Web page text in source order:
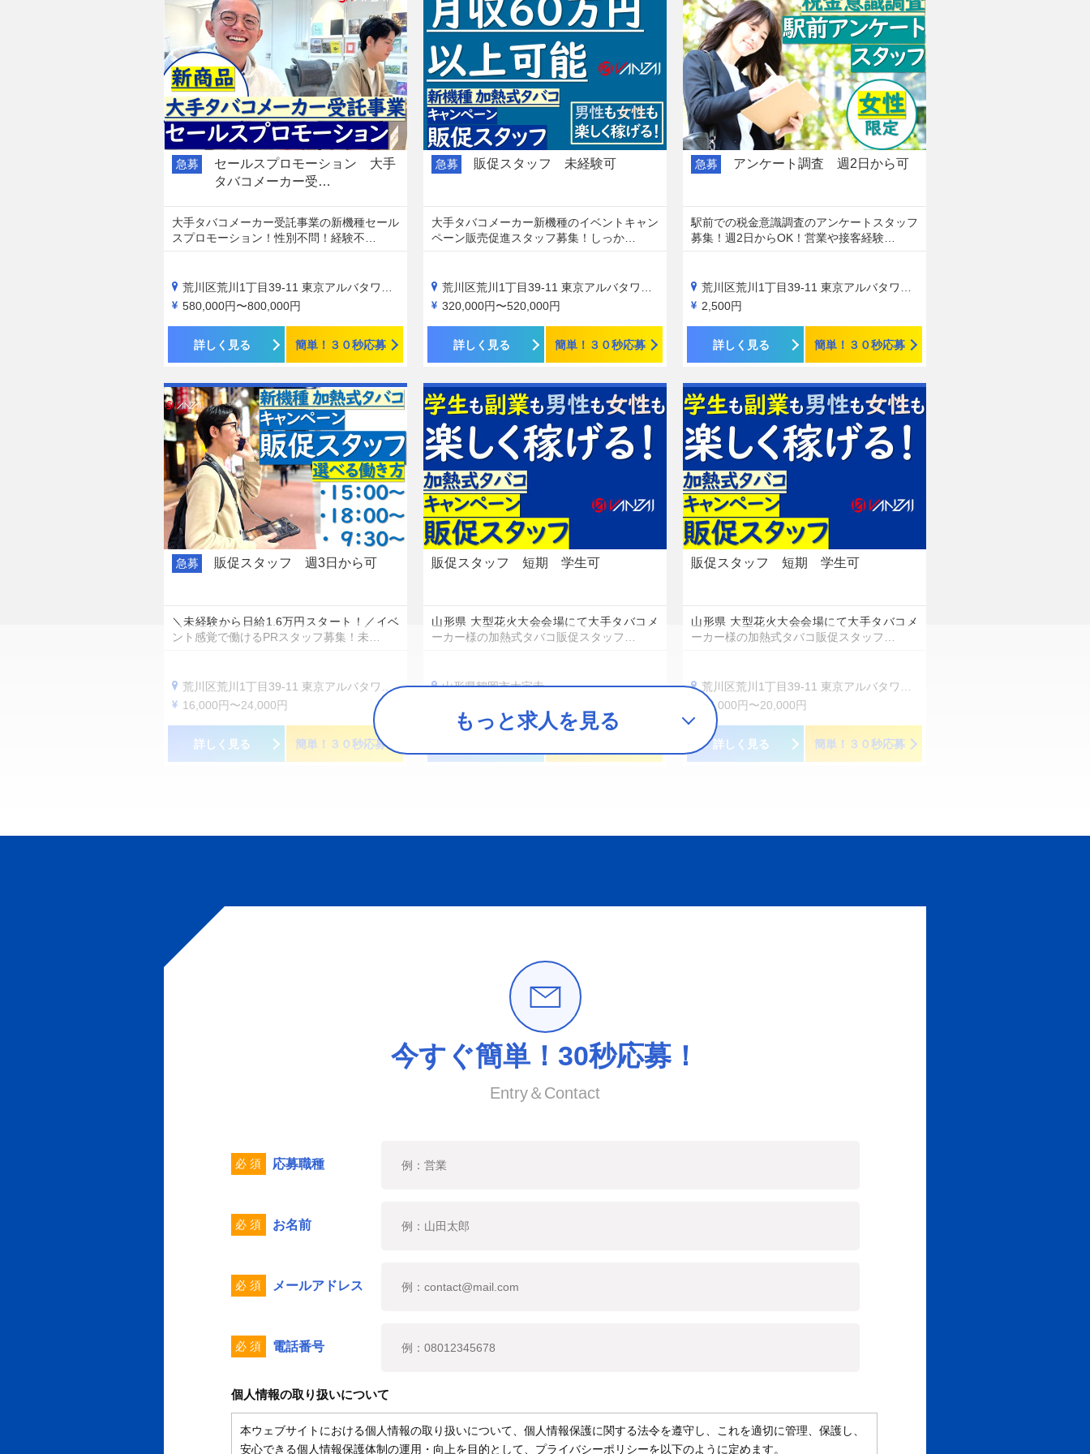
急募
セールスプロモーション 大手
タバコメーカー受…
大手タバコメーカー受託事業の新機種セール
スプロモーション！性別不問！経験不…
荒川区荒川1丁目39-11 東京アルバタワー1703
580,000円〜800,000円
詳しく見る 簡単！３０秒応募
急募 販促スタッフ 未経験可
大手タバコメーカー新機種のイベントキャン
ペーン販売促進スタッフ募集！しっか…
荒川区荒川1丁目39-11 東京アルバタワー1703
320,000円〜520,000円
詳しく見る 簡単！３０秒応募
急募 アンケート調査 週2日から可
駅前での税金意識調査のアンケートスタッフ
募集！週2日からOK！営業や接客経験…
荒川区荒川1丁目39-11 東京アルバタワー1703
2,500円
詳しく見る 簡単！３０秒応募
急募 販促スタッフ 週3日から可
＼未経験から日給1.6万円スタート！／イベ
ント感覚で働けるPRスタッフ募集！未…
荒川区荒川1丁目39-11 東京アルバタワー1703
16,000円〜24,000円
詳しく見る 簡単！３０秒応募
販促スタッフ 短期 学生可
山形県 大型花火大会会場にて大手タバコメ
ーカー様の加熱式タバコ販促スタッフ…
山形県鶴岡市大宝寺
販促スタッフ 短期 学生可
山形県 大型花火大会会場にて大手タバコメ
ーカー様の加熱式タバコ販促スタッフ…
荒川区荒川1丁目39-11 東京アルバタワー1703
16,000円〜20,000円
詳しく見る 簡単！３０秒応募
もっと求人を見る
今すぐ簡単！30秒応募！
Entry＆Contact
必 須 応募職種
必 須 お名前
必 須 メールアドレス
必 須 電話番号
個人情報の取り扱いについて
本ウェブサイトにおける個人情報の取り扱いについて、個人情報保護に関する法令を遵守し、これを適切に管理、保護し、
安心できる個人情報保護体制の運用・向上を目的として、プライバシーポリシーを以下のように定めます。